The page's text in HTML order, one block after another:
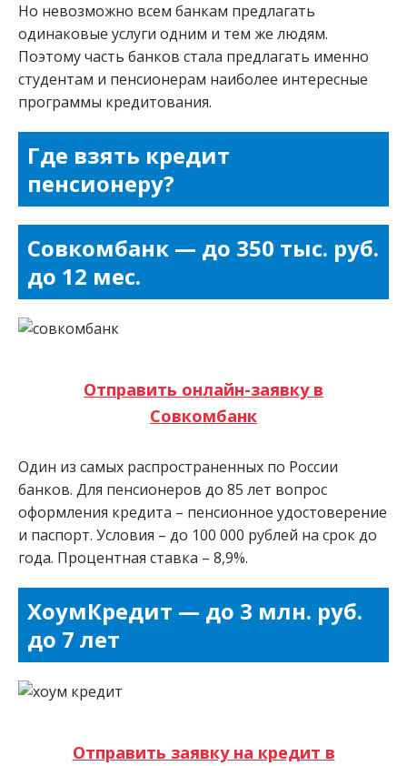
Но невозможно всем банкам предлагать
одинаковые услуги одним и тем же людям.
Поэтому часть банков стала предлагать именно
студентам и пенсионерам наиболее интересные
программы кредитования.
Где взять кредит
пенсионеру?
Совкомбанк — до 350 тыс. руб.
до 12 мес.
Отправить онлайн-заявку в
Совкомбанк
Один из самых распространенных по России
банков. Для пенсионеров до 85 лет вопрос
оформления кредита – пенсионное удостоверение
и паспорт. Условия – до 100 000 рублей на срок до
года. Процентная ставка – 8,9%.
ХоумКредит — до 3 млн. руб.
до 7 лет
Отправить заявку на кредит в